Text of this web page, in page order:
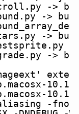
->
->
->
-
->
-fno-